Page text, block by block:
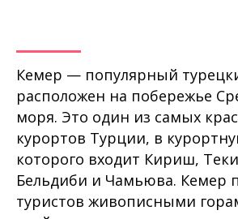
Кемер — популярный
расположен на побережье
моря. Это один из самых
курортов Турции, в
которого входит Кириш,
Бельдиби и Чамьюва. Кемер
туристов живописными